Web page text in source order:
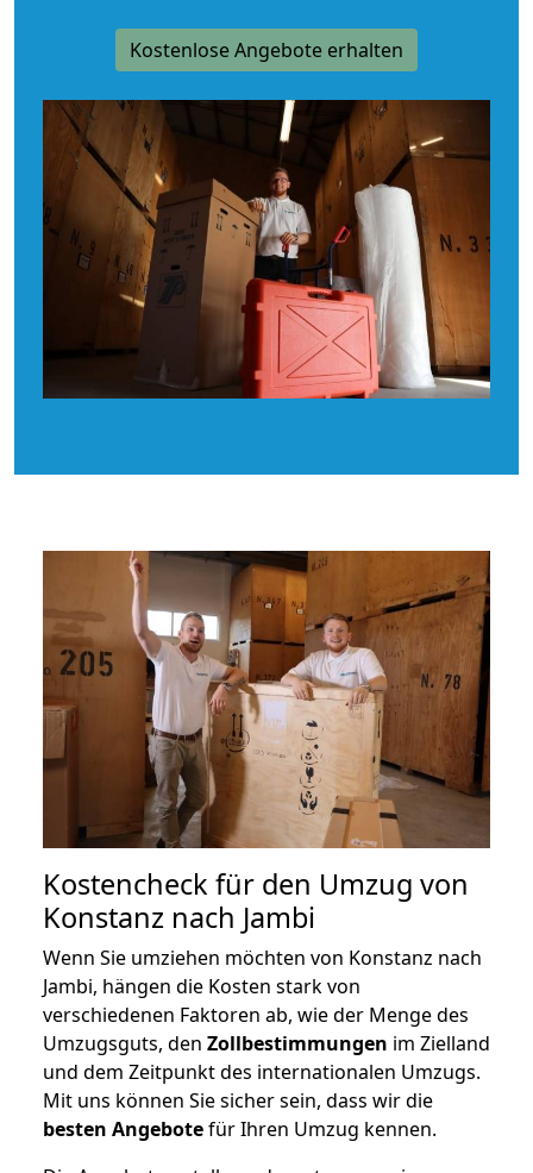
Kostenlose Angebote erhalten
Kostencheck für den Umzug von
Konstanz nach Jambi
Wenn Sie umziehen möchten von Konstanz nach
Jambi, hängen die Kosten stark von
verschiedenen Faktoren ab, wie der Menge des
Umzugsguts, den Zollbestimmungen im Zielland
und dem Zeitpunkt des internationalen Umzugs.
Mit uns können Sie sicher sein, dass wir die
besten Angebotefür Ihren Umzug kennen.